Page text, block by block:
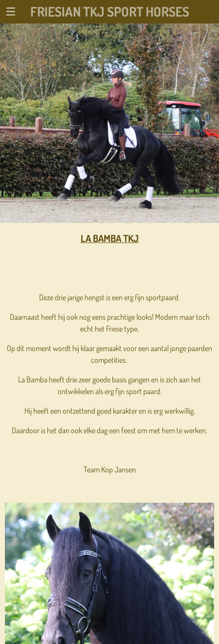
Ga
direct
naar
de
hoofdinhoud
FRIESIAN TKJ SPORT HORSES
LA BAMBA TKJ
Deze drie jarige hengst is een erg fijn sportpaard.
Daarnaast heeft hij ook nog eens prachtige looks! Modern maar toch
echt het Friese type.
Op dit moment wordt hij klaar gemaakt voor een aantal jonge paarden
competities.
La Bamba heeft drie zeer goede basis gangen en is zich aan het
ontwikkelen als erg fijn sport paard.
Hij heeft een ontzettend goed karakter en is erg werkwillig.
Daardoor is het dan ook elke dag een feest om met hem te werken.
Team Kop Jansen